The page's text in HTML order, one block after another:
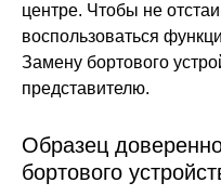
центре. Чтобы не
воспользоваться
Замену бортового
представителю.
Образец
бортового